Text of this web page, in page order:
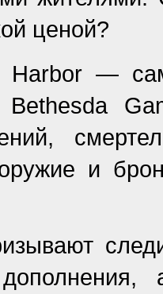
ценой?
Harbor —
Bethesda
и